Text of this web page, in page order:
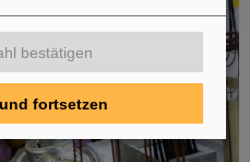
bestätigen
fortsetzen